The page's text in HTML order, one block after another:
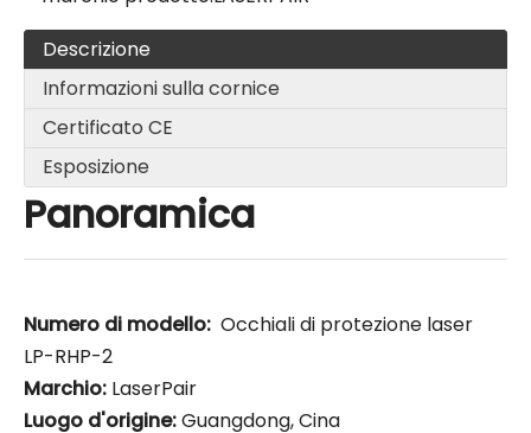
Descrizione
Informazioni sulla cornice
Certificato CE
Esposizione
Panoramica
Numero di modello: Occhiali di protezione laser
LP-RHP-2
Marchio: LaserPair
Luogo d'origine:Guangdong, Cina